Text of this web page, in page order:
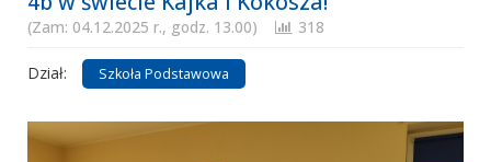
(Zam: 04.12.2025 r., godz. 13.00) 318
Dział: Szkoła Podstawowa